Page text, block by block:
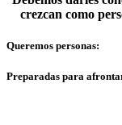
crezcan como
Queremos personas:
Preparadas para